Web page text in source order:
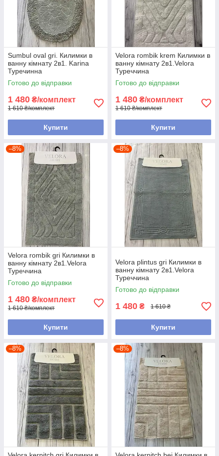
Sumbul oval gri. Килимки в
ванну кімнату 2в1. Karina
Туречинна
Готово до відправки
1 480 ₴/комплект
1 610 ₴/комплект
Купити
Velora rombik krem Килимки в
ванну кімнату 2в1.Velora
Туреччина
Готово до відправки
1 480 ₴/комплект
1 610 ₴/комплект
Купити
–8%
Velora rombik gri Килимки в
ванну кімнату 2в1.Velora
Туреччина
Готово до відправки
1 480 ₴/комплект
1 610 ₴/комплект
Купити
–8%
Velora plintus gri Килимки в
ванну кімнату 2в1.Velora
Туреччина
Готово до відправки
1 480 ₴ 1 610 ₴
Купити
–8% –8%